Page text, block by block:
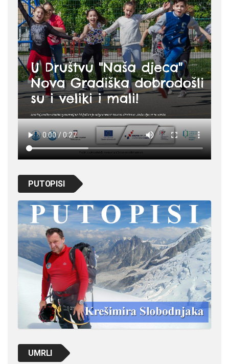
PUTOPISI
UMRLI